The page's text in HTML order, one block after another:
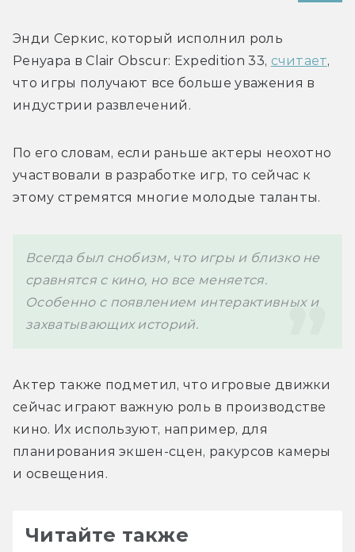
Ренуара в Clair Obscur: Expedition 33, считает,
что игры получают все больше уважения в
индустрии развлечений.
По его словам, если раньше актеры неохотно
участвовали в разработке игр, то сейчас к
этому стремятся многие молодые таланты.
Всегда был снобизм, что игры и близко не
сравнятся с кино, но все меняется.
Особенно с появлением интерактивных и
захватывающих историй.
Актер также подметил, что игровые движки
сейчас играют важную роль в производстве
кино. Их используют, например, для
планирования экшен-сцен, ракурсов камеры
и освещения.
Читайте также